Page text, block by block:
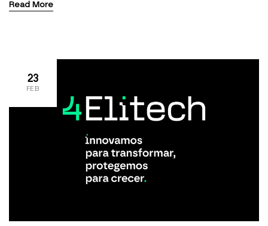
responder preguntas. Su evolución ya está
parecer una mejora natural de los asistentes
conversacionales que […]
Read More
23
FEB